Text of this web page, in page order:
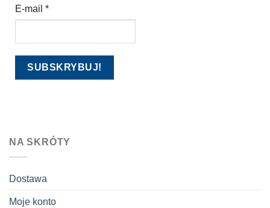
E-mail *
NA SKRÓTY
Dostawa
Moje konto